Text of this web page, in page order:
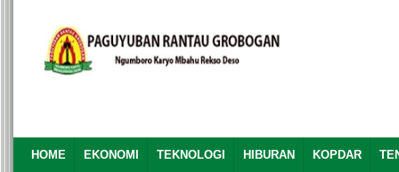
HOME EKONOMI TEKNOLOGI HIBURAN KOPDAR